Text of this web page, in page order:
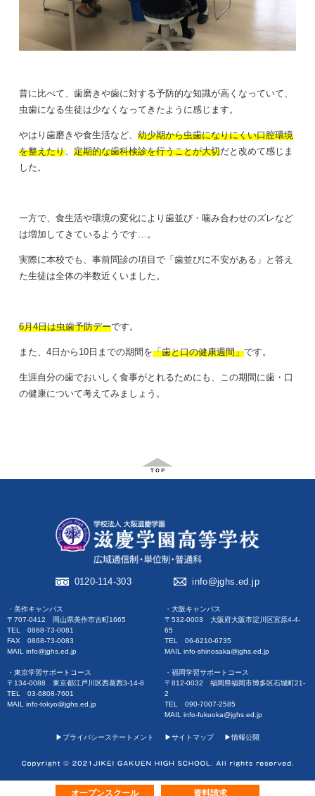
オープンスクール 資料請求
昔に比べて、歯磨きや歯に対する予防的な知識が高くなっていて、
虫歯になる生徒は少なくなってきたように感じます。
やはり歯磨きや食生活など、 幼少期から虫歯になりにくい口腔環境
を整えたり、 定期的な歯科検診を行うことが大切だと改めて感じま
した。
一方で、食生活や環境の変化により歯並び・噛み合わせのズレなど
は増加してきているようです…。
実際に本校でも、事前問診の項目で「歯並びに不安がある」と答え
た生徒は全体の半数近くいました。
6月4日は虫歯予防デーです。
また、 4 日から 10 日までの期間を「歯と口の健康週間」です。
生涯自分の歯でおいしく食事がとれるためにも、この期間に歯・口
の健康について考えてみましょう。
0120-114-303 info@jghs.ed.jp
・美作キャンパス
〒707-0412 岡山県美作市古町1665
TEL 0868-73-0081
FAX 0868-73-0083
MAIL info@jghs.ed.jp
・東京学習サポートコース
〒134-0088 東京都江戸川区西葛西3-14-8
TEL 03-6808-7601
MAIL info-tokyo@jghs.ed.jp
・大阪キャンパス
〒532-0003 大阪府大阪市淀川区宮原4-4-
65
TEL 06-6210-6735
MAIL info-shinosaka@jghs.ed.jp
・福岡学習サポートコース
〒812-0032 福岡県福岡市博多区石城町21-
2
TEL 090-7007-2585
MAIL info-fukuoka@jghs.ed.jp
▶︎プライバシーステートメント ▶︎サイトマップ ▶︎情報公開